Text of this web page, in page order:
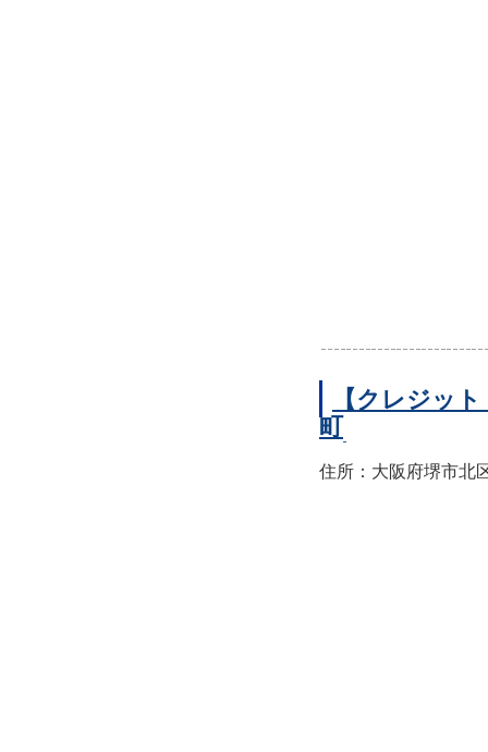
【クレジッ
町
住所：大阪府堺市北